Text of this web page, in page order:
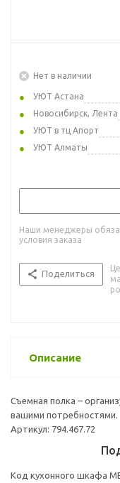
Нет в наличии
УЮТ Астана
Новосибирск, Лента
УЮТ в тц Апорт
УЮТ Алматы
Наши менеджеры
условия заказа
Поделиться
Описание
Съемная полка –
вашими потребностями.
Артикул: 794.467.72
Код кухонного шкафа